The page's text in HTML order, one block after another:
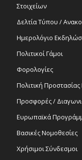
Στοιχείων
Δελτία Τύπου /
Ημερολόγιο
Πολιτικοί Γάμοι
Φορολογίες
Πολιτική
Προσφορές /
Ευρωπαϊκά
Βασικές Νομοθεσίες
Χρήσιμοι Σύνδεσμοι